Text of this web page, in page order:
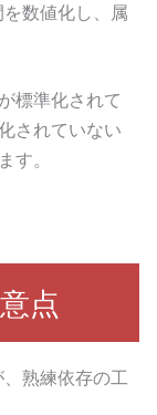
数値化し、属
標準化されて
されていない
す。
点
熟練依存の工